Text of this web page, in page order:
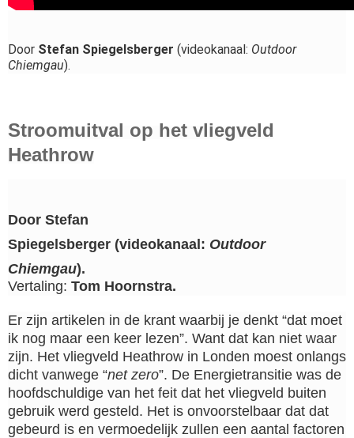
Door Stefan Spiegelsberger (videokanaal: Outdoor
Chiemgau).
Stroomuitval op het vliegveld
Heathrow
Door Stefan
Spiegelsberger (videokanaal: Outdoor
Chiemgau).
Vertaling: Tom Hoornstra.
Er zijn artikelen in de krant waarbij je denkt “dat moet
ik nog maar een keer lezen”. Want dat kan niet waar
zijn. Het vliegveld Heathrow in Londen moest onlangs
dicht vanwege “net zero”. De Energietransitie was de
hoofdschuldige van het feit dat het vliegveld buiten
gebruik werd gesteld. Het is onvoorstelbaar dat dat
gebeurd is en vermoedelijk zullen een aantal factoren